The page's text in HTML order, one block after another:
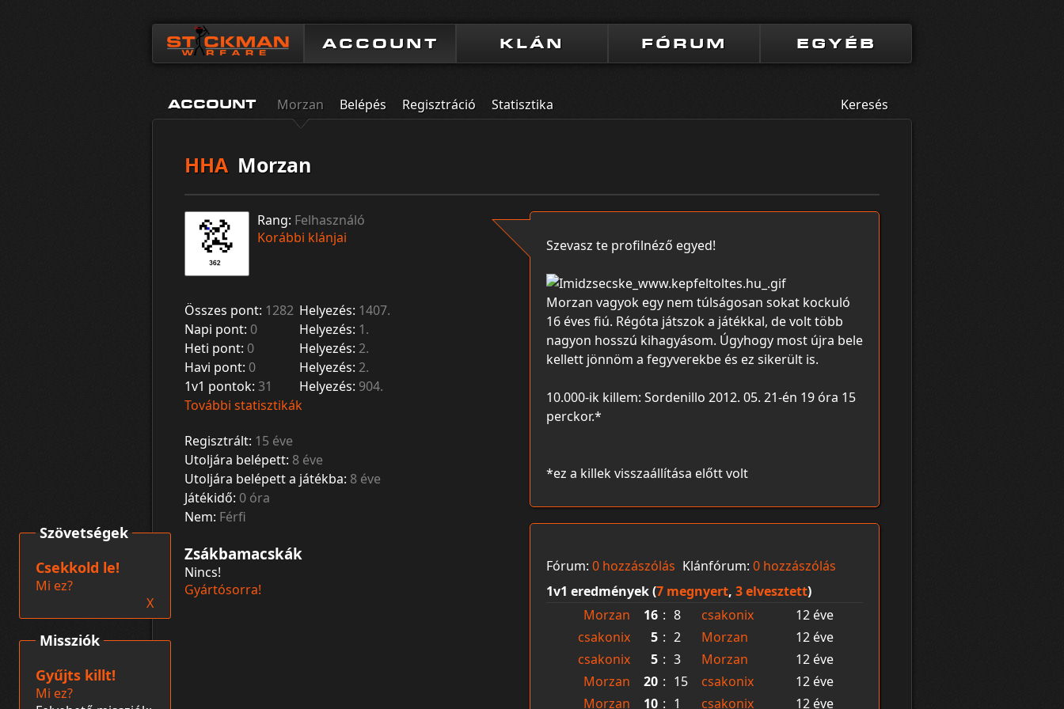
ACCOUNT KLÁN FÓRUM EGYÉB
ACCOUNT Morzan Belépés Regisztráció Statisztika Keresés
HHA Morzan
Rang: Felhasználó
Korábbi klánjai
Összes pont: 1282 Helyezés: 1407.
Napi pont: 0 Helyezés: 1.
Heti pont: 0 Helyezés: 2.
Havi pont: 0 Helyezés: 2.
1v1 pontok: 31 Helyezés: 904.
További statisztikák
Regisztrált: 15 éve
Utoljára belépett: 8 éve
Utoljára belépett a játékba: 8 éve
Játékidő: 0 óra
Nem: Férfi
Zsákbamacskák
Nincs!
Gyártósorra!
Szevasz te profilnéző egyed!
Morzan vagyok egy nem túlságosan sokat kockuló
16 éves fiú. Régóta játszok a játékkal, de volt több
nagyon hosszú kihagyásom. Úgyhogy most újra bele
kellett jönnöm a fegyverekbe és ez sikerült is.
10.000-ik killem: Sordenillo 2012. 05. 21-én 19 óra 15
perckor.*
*ez a killek visszaállítása előtt volt
Fórum: 0 hozzászólás Klánfórum: 0 hozzászólás
1v1 eredmények (7 megnyert, 3 elvesztett)
Morzan
16 : 8 csakonix
12 éve
csakonix
5 : 2 Morzan
12 éve
csakonix
5 : 3 Morzan
12 éve
Morzan
20 : 15 csakonix
12 éve
Morzan
10 : 1 csakonix 12 éve
Missziók
Gyűjts killt!
Mi ez?
Szövetségek
Csekkold le!
Mi ez?
X